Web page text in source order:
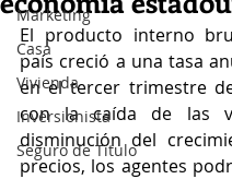
Marketing
Casa
Vivienda
Inversionista
Seguro de Titulo
El producto interno
país creció a una tasa
en el tercer trimestre
con la caída de las
disminución del
precios, los agentes